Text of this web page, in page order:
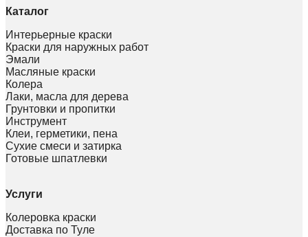
Каталог
Интерьерные краски
Краски для наружных работ
Эмали
Масляные краски
Колера
Лаки, масла для дерева
Грунтовки и пропитки
Инструмент
Клеи, герметики, пена
Сухие смеси и затирка
Готовые шпатлевки
Услуги
Колеровка краски
Доставка по Туле